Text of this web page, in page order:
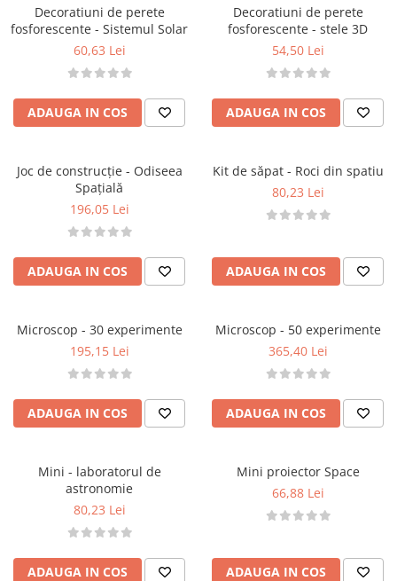
Decoratiuni de perete
fosforescente - Sistemul Solar
60,63 Lei
ADAUGA IN COS
Decoratiuni de perete
fosforescente - stele 3D
54,50 Lei
ADAUGA IN COS
Joc de construcție - Odiseea
Spațială
196,05 Lei
ADAUGA IN COS
Kit de săpat - Roci din spatiu
80,23 Lei
ADAUGA IN COS
Microscop - 30 experimente
195,15 Lei
ADAUGA IN COS
Microscop - 50 experimente
365,40 Lei
ADAUGA IN COS
Mini - laboratorul de
astronomie
80,23 Lei
ADAUGA IN COS
Mini proiector Space
66,88 Lei
ADAUGA IN COS